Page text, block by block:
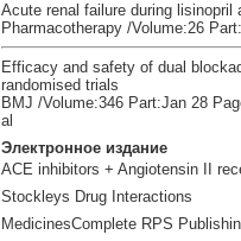
Acute renal failure during lisinopril
Pharmacotherapy /Volume:26
Efficacy and safety of dual
randomised trials
BMJ /Volume:346 Part:Jan 28
al
Электронное издание
ACE inhibitors + Angiotensin II
Stockleys Drug Interactions
MedicinesComplete RPS